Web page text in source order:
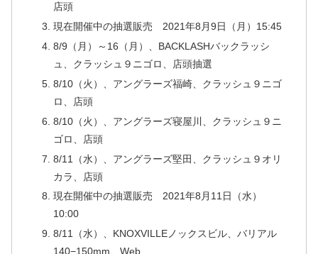
店頭
現在開催中の抽選販売 2021年8月9日（月）15:45
8/9（月）～16（月）、BACKLASHバックラッシ
ュ、クラッシュ９ニゴロ、店頭抽選
8/10（火）、アングラーズ福崎、クラッシュ９ニゴ
ロ、店頭
8/10（火）、アングラーズ寝屋川、クラッシュ９ニ
ゴロ、店頭
8/11（水）、アングラーズ堅田、クラッシュ９オリ
カラ、店頭
現在開催中の抽選販売 2021年8月11日（水）
10:00
8/11（水）、KNOXVILLEノックスビル、バリアル
140−150mm、Web